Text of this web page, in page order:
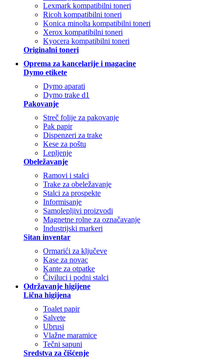
Lexmark kompatibilni toneri
Ricoh kompatibilni toneri
Konica minolta kompatibilni toneri
Xerox kompatibilni toneri
Kyocera kompatibilni toneri
Originalni toneri
Oprema za kancelarije i magacine
Dymo etikete
Dymo aparati
Dymo trake d1
Pakovanje
Streč folije za pakovanje
Pak papir
Dispenzeri za trake
Kese za poštu
Lepljenje
Obeležavanje
Ramovi i stalci
Trake za obeležavanje
Stalci za prospekte
Informisanje
Samolepljivi proizvodi
Magnetne rolne za označavanje
Industrijski markeri
Sitan inventar
Ormarići za ključeve
Kase za novac
Kante za otpatke
Čiviluci i podni stalci
Održavanje higijene
Lična higijena
Toalet papir
Salvete
Ubrusi
Vlažne maramice
Tečni sapuni
Sredstva za čišćenje